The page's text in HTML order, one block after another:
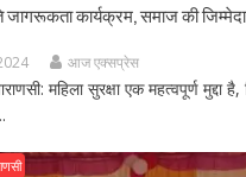
जागरूकता कार्यक्रम, समाज की
आज एक्सप्रेस
महिला सुरक्षा एक महत्वपूर्ण मुद्दा